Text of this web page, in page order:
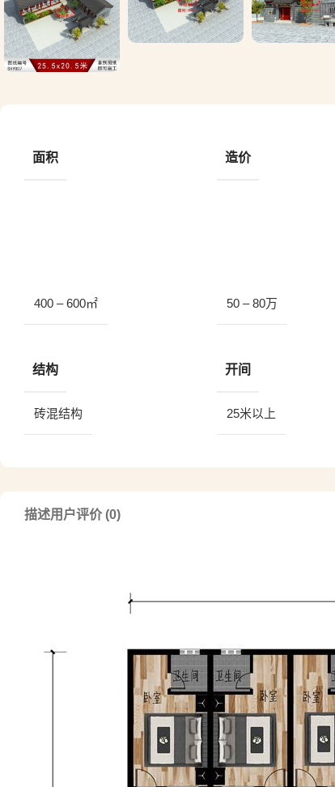
面积
400 – 600㎡
造价
50 – 80万
结构
砖混结构
开间
25米以上
描述用户评价 (0)